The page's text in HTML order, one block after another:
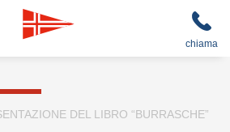
chiama
DEL LIBRO “BURRASCHE”